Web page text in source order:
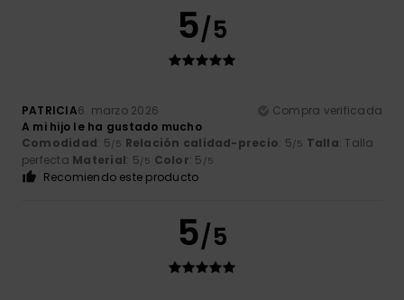
5/5
PATRICIA6. marzo 2026
Compra verificada
A mi hijo le ha gustado mucho
Comodidad: 5/5 Relación calidad-precio: 5/5 Talla: Talla
perfecta Material: 5/5 Color: 5 /5
Recomiendo este producto
5/5